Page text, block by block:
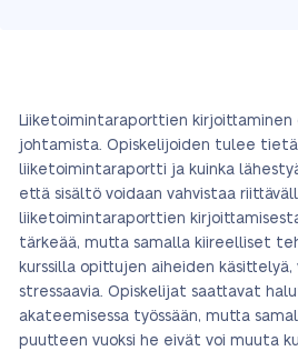
Liiketoimintaraporttien kirjoittaminen
johtamista. Opiskelijoiden tulee
liiketoimintaraportti ja kuinka
että sisältö voidaan vahvistaa
liiketoimintaraporttien
tärkeää, mutta samalla kiireelliset
kurssilla opittujen aiheiden
stressaavia. Opiskelijat saattavat
akateemisessa työssään, mutta
puutteen vuoksi he eivät voi muuta